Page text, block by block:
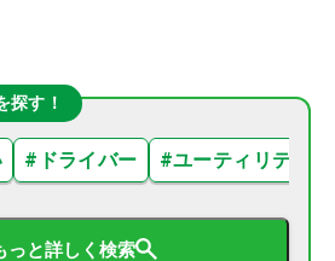
探す！
# ドライバー #ユーティリティ
っと詳しく検索